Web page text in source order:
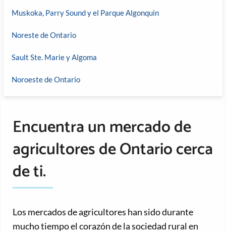
Muskoka, Parry Sound y el Parque Algonquin
Noreste de Ontario
Sault Ste. Marie y Algoma
Noroeste de Ontario
Encuentra un mercado de
agricultores de Ontario cerca
de ti.
Los mercados de agricultores han sido durante
mucho tiempo el corazón de la sociedad rural en